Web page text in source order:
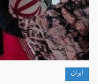
ايران